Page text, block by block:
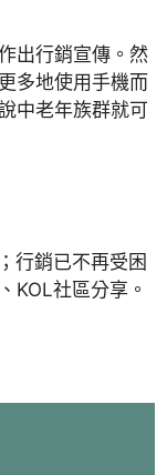
出行銷宣傳。然
多地使用手機而
中老年族群就可
行銷已不再受困
KOL社區分享。